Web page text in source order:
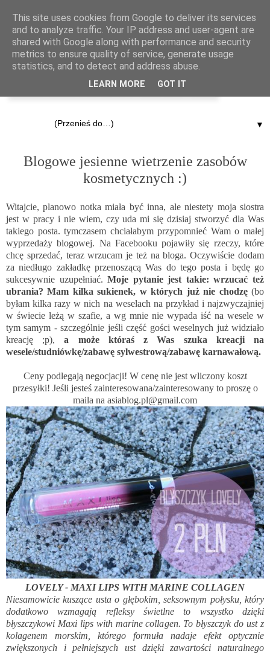
▼
Blogowe jesienne wietrzenie zasobów
kosmetycznych :)
Witajcie, planowo notka miała być inna, ale niestety moja siostra
jest w pracy i nie wiem, czy uda mi się dzisiaj stworzyć dla Was
takiego posta. tymczasem chciałabym przypomnieć Wam o małej
wyprzedaży blogowej. Na Facebooku pojawiły się rzeczy, które
chcę sprzedać, teraz wrzucam je też na bloga. Oczywiście dodam
za niedługo zakładkę przenoszącą Was do tego posta i będę go
sukcesywnie uzupełniać.Moje pytanie jest takie: wrzucać też
ubrania? Mam kilka sukienek, w których już nie chodzę(bo
byłam kilka razy w nich na weselach na przykład i najzwyczajniej
w świecie leżą w szafie, a wg mnie nie wypada iść na wesele w
tym samym - szczególnie jeśli część gości weselnych już widziało
kreację ;p),a może któraś z Was szuka kreacji na
wesele/studniówkę/zabawę sylwestrową/zabawę karnawałową.
Ceny podlegają negocjacji! W cenę nie jest wliczony koszt
przesyłki! Jeśli jesteś zainteresowana/zainteresowany to proszę o
maila na asiablog.pl@gmail.com
LOVELY - MAXI LIPS WITH MARINE COLLAGEN
Niesamowicie kuszące usta o głębokim, seksownym połysku, który
dodatkowo wzmagają refleksy świetlne to wszystko dzięki
błyszczykowi Maxi lips with marine collagen. To błyszczyk do ust z
kolagenem morskim, którego formuła nadaje efekt optycznie
zwiększonych i pełniejszych ust dzięki zawartości naturalnego
This site uses cookies from Google to deliver its services
and to analyze traffic. Your IP address and user-agent are
shared with Google along with performance and security
metrics to ensure quality of service, generate usage
statistics, and to detect and address abuse.
LEARN MORE GOT IT